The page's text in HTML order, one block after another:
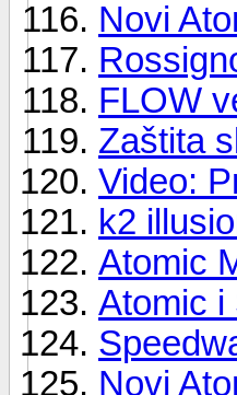
Novi
FLOW
Zaštita
Video:
k2
Atomic
Atomic i
Novi